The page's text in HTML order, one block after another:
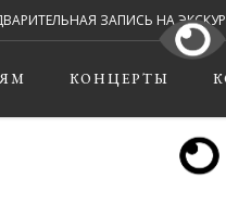
ЗАПИСЬ НА
КОНЦЕРТЫ